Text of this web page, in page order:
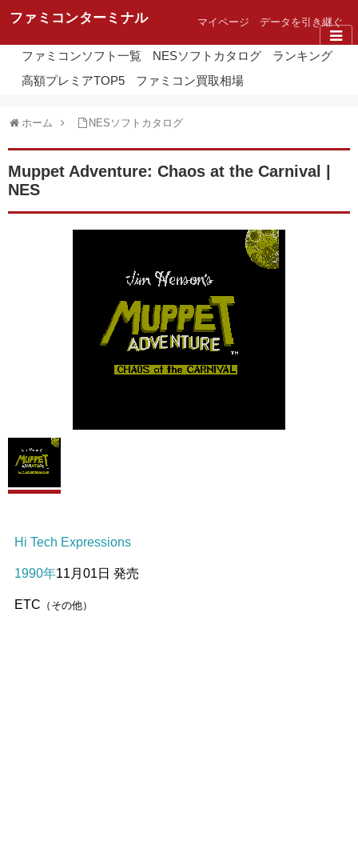
ファミコンターミナル マイページ データを引き継ぐ
ファミコンソフト一覧 NESソフトカタログ
ランキング
高額プレミアTOP5
ファミコン買取相場
ホーム NESソフトカタログ
Muppet Adventure: Chaos at the Carnival |
NES
Hi Tech Expressions
1990年11月01日 発売
ETC （その他）